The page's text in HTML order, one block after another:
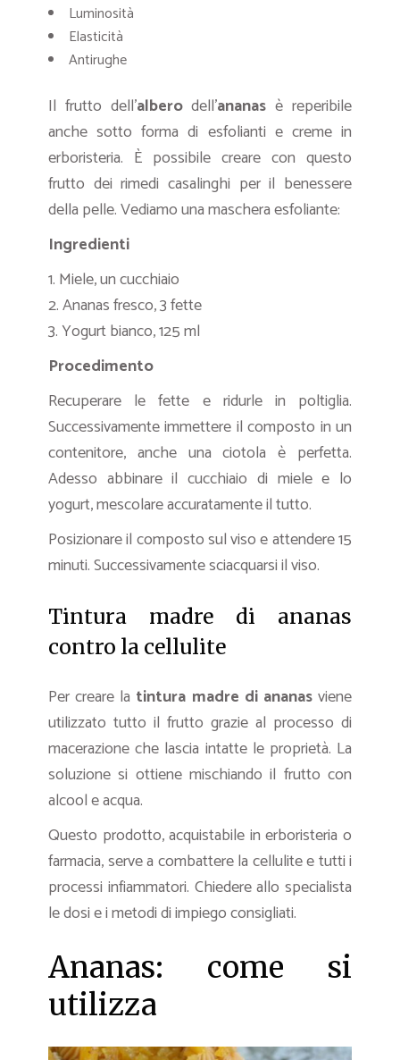
Luminosità
Elasticità
Antirughe
Il frutto dell’alberodell’ananas è reperibile
anche sotto forma di esfolianti e creme in
erboristeria. È possibile creare con questo
frutto dei rimedi casalinghi per il benessere
della pelle. Vediamo una maschera esfoliante:
Ingredienti
1. Miele, un cucchiaio
2. Ananas fresco, 3 fette
3. Yogurt bianco, 125 ml
Procedimento
Recuperare le fette e ridurle in poltiglia.
Successivamente immettere il composto in un
contenitore, anche una ciotola è perfetta.
Adesso abbinare il cucchiaio di miele e lo
yogurt, mescolare accuratamente il tutto.
Posizionare il composto sul viso e attendere 15
minuti. Successivamente sciacquarsi il viso.
Tintura madre di ananas
contro la cellulite
Per creare la tintura madre di ananasviene
utilizzato tutto il frutto grazie al processo di
macerazione che lascia intatte le proprietà. La
soluzione si ottiene mischiando il frutto con
alcool e acqua.
Questo prodotto, acquistabile in erboristeria o
farmacia, serve a combattere la cellulite e tutti i
processi infiammatori. Chiedere allo specialista
le dosi e i metodi di impiego consigliati.
Ananas: come si
utilizza